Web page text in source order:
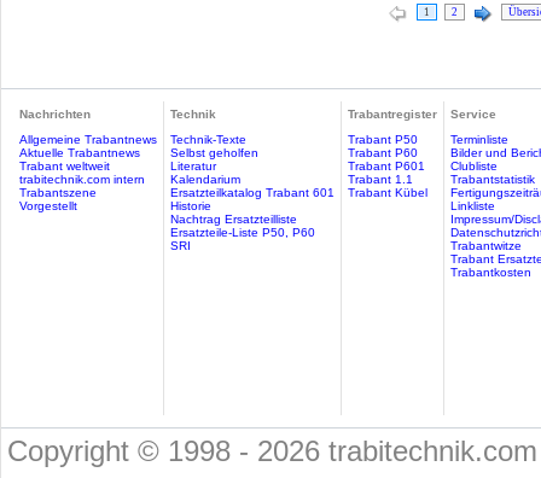
1 2
Nachrichten
Allgemeine Trabantnews
Aktuelle Trabantnews
Trabant weltweit
trabitechnik.com intern
Trabantszene
Vorgestellt
Technik
Technik-Texte
Selbst geholfen
Literatur
Kalendarium
Ersatzteilkatalog Trabant 601
Historie
Nachtrag Ersatzteilliste
Ersatzteile-Liste P50, P60
SRI
Trabantregister
Trabant P50
Trabant P60
Trabant P601
Trabant 1.1
Trabant Kübel
Service
Terminliste
Bilder und
Clubliste
Trabantstatistik
Linkliste
Impressum/
Trabantwitze
Trabant
Trabantkosten
Copyright © 1998 - 2026